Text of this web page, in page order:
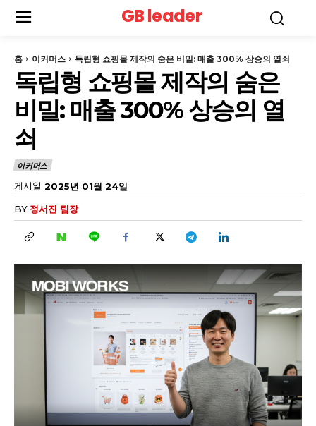
GB leader
홈 이커머스 독립형 쇼핑몰 제작의 숨은 비밀: 매출 300% 상승의 열쇠
독립형 쇼핑몰 제작의 숨은
비밀: 매출 300% 상승의 열
쇠
이커머스
게시일 2025년 01월 24일
BY 정서진 팀장